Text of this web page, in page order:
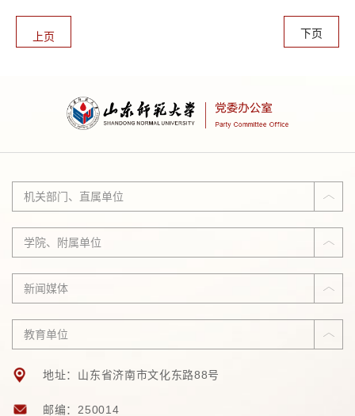
人民民主专政的政权和中国特色社会主义...
上页 下页
机关部门、直属单位
学院、附属单位
新闻媒体
教育单位
地址：山东省济南市文化东路88号
邮编：250014